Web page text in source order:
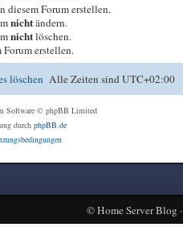
diesem Forum erstellen.
nichtändern.
nichtlöschen.
erstellen.
Alle Zeiten sindUTC+02:00
löschen
Software © phpBB Limited
durch phpBB.de
©Home Server Blog